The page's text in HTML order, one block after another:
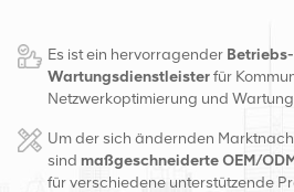
das Unternehmen über zwei intelligente
Fabrikvertriebszentren in Changsha
Changsha, China. Mit Sitz in China
Geschäfte in Südostasien, Europa,
Es ist ein hervorragender
Wartungsdienstleisterfür
Netzwerkoptimierung und
Um der sich ändernden
sindmaßgeschneiderte OEM/
für verschiedene unterstützende